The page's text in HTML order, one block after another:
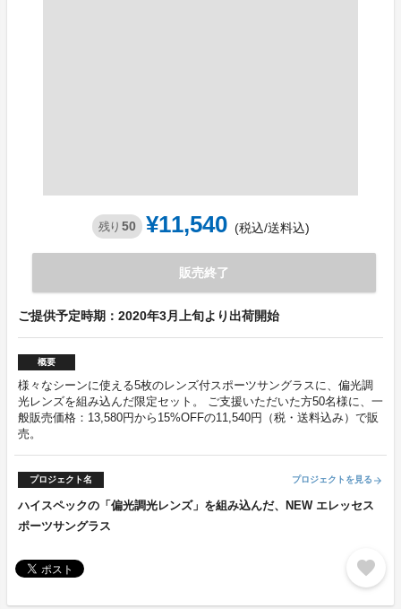
残り 50 ¥11,540 (税込/送料込)
販売終了
ご提供予定時期：2020年3月上旬より出荷開始
概要
様々なシーンに使える5枚のレンズ付スポーツサングラスに、偏光調
光レンズを組み込んだ限定セット。 ご支援いただいた方50名様に、一
般販売価格：13,580円から15%OFFの11,540円（税・送料込み）で販
売。
プロジェクト名 プロジェクトを見る arrow_forward
ハイスペックの「偏光調光レンズ」を組み込んだ、NEW エレッセス
ポーツサングラス
favorite